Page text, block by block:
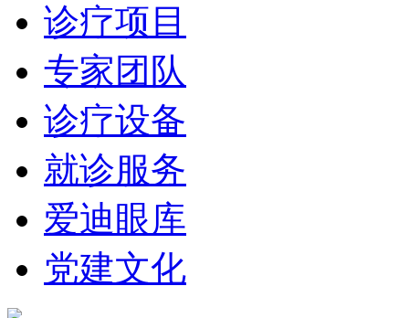
诊疗项目
专家团队
诊疗设备
就诊服务
爱迪眼库
党建文化